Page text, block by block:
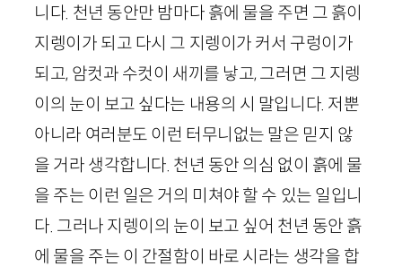
니다. 천년 동안만 밤마다 흙에 물을 주면 그 흙이
지렝이가 되고 다시 그 지렝이가 커서 구렁이가
되고, 암컷과 수컷이 새끼를 낳고, 그러면 그 지렝
이의 눈이 보고 싶다는 내용의 시 말입니다. 저뿐
아니라 여러분도 이런 터무니없는 말은 믿지 않
을 거라 생각합니다. 천년 동안 의심 없이 흙에 물
을 주는 이런 일은 거의 미쳐야 할 수 있는 일입니
다. 그러나 지렝이의 눈이 보고 싶어 천년 동안 흙
에 물을 주는 이 간절함이 바로 시라는 생각을 합